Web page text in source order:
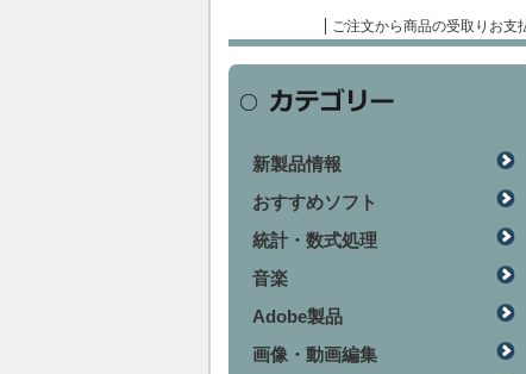
ご注文から商品の受取りお支
新製品情報
おすすめソフト
統計・数式処理
音楽
Adobe製品
画像・動画編集